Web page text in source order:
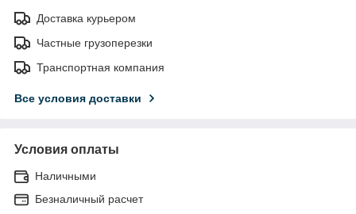
Доставка курьером
Частные грузоперезки
Транспортная компания
Все условия доставки
Условия оплаты
Наличными
Безналичный расчет